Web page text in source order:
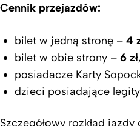
Cennik przejazdów:
bilet w jedną stronę – 4
bilet w obie strony – 6 zł,
posiadacze Karty
dzieci posiadające
Szczegółowy rozkład